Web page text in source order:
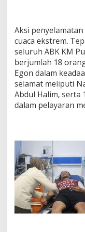
Aksi
cuaca ekstrem.
seluruh ABK KM
berjumlah 18
Egon dalam
selamat meliputi
Abdul Halim, serta
dalam pelayaran